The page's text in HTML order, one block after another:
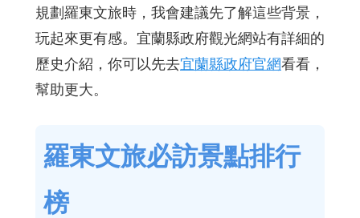
規劃羅東文旅時，我會建議先了解這些背景，
玩起來更有感。宜蘭縣政府觀光網站有詳細的
歷史介紹，你可以先去宜蘭縣政府官網看看，
幫助更大。
羅東文旅必訪景點排行
榜